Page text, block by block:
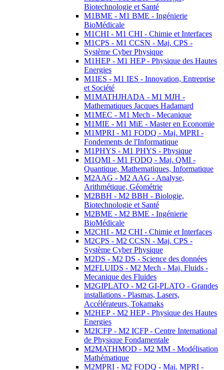
Biotechnologie et Santé
M1BME - M1 BME - Ingénierie
BioMédicale
M1CHI - M1 CHI - Chimie et Interfaces
M1CPS - M1 CCSN - Maj. CPS -
Système Cyber Physique
M1HEP - M1 HEP - Physique des Hautes
Energies
M1IES - M1 IES - Innovation, Entreprise
et Société
M1MATHJHADA - M1 MJH -
Mathematiques Jacques Hadamard
M1MEC - M1 Mech - Mecanique
M1MIE - M1 MiE - Master en Economie
M1MPRI - M1 FODQ - Maj. MPRI -
Fondements de l'Informatique
M1PHYS - M1 PHYS - Physique
M1QMI - M1 FODQ - Maj. QMI -
Quantique, Mathematiques, Informatique
M2AAG - M2 AAG - Analyse,
Arithmétique, Géométrie
M2BBH - M2 BBH - Biologie,
Biotechnologie et Santé
M2BME - M2 BME - Ingénierie
BioMédicale
M2CHI - M2 CHI - Chimie et Interfaces
M2CPS - M2 CCSN - Maj. CPS -
Système Cyber Physique
M2DS - M2 DS - Science des données
M2FLUIDS - M2 Mech - Maj. Fluids -
Mecanique des Fluides
M2GIPLATO - M2 GI-PLATO - Grandes
installations - Plasmas, Lasers,
Accélérateurs, Tokamaks
M2HEP - M2 HEP - Physique des Hautes
Energies
M2ICFP - M2 ICFP - Centre International
de Physique Fondamentale
M2MATHMOD - M2 MM - Modélisation
Mathématique
M2MPRI - M2 FODQ - Maj. MPRI -